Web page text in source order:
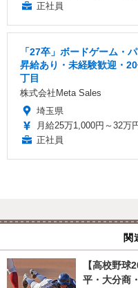
正社員
「27卒」ボードゲーム・
昇給あり・未経験歓迎・
丁目
株式会社Meta Sales
埼玉県
月給25万1,000円～32万
正社員
関
【高校野球
平・大分商